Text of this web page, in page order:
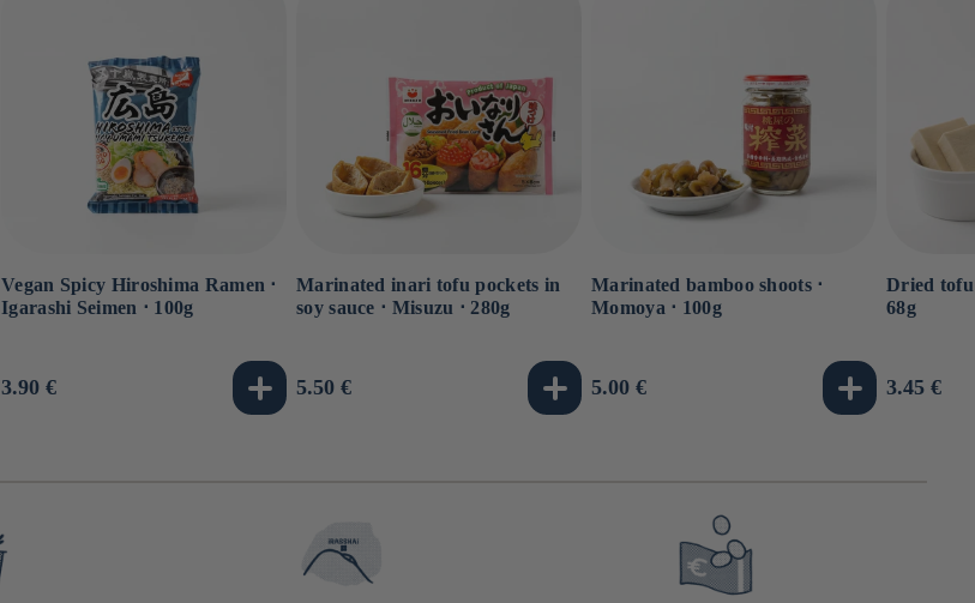
Vegan Spicy Hiroshima Ramen ⋅
Igarashi Seimen ⋅ 100g
Usual
3.90 €
Marinated inari tofu pockets in
soy sauce ⋅ Misuzu ⋅ 280g
Usual
5.50 €
Marinated bamboo shoots ⋅
Momoya ⋅ 100g
Usual
5.00 €
Dried tofu
68g
Usual
3.45 €